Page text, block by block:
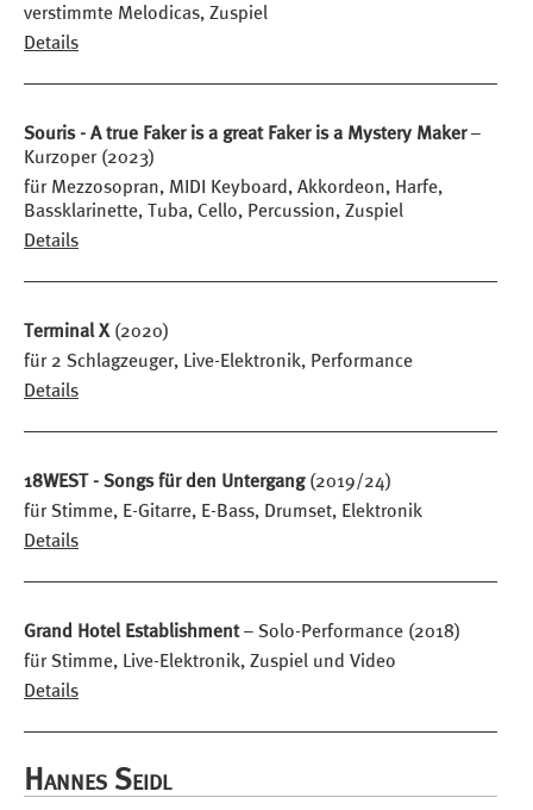
verstimmte Melodicas, Zuspiel
Details
Souris - A true Faker is a great Faker is a Mystery Maker–
Kurzoper (2023)
für Mezzosopran, MIDI Keyboard, Akkordeon, Harfe,
Bassklarinette, Tuba, Cello, Percussion, Zuspiel
Details
Terminal X (2020)
für 2 Schlagzeuger, Live-Elektronik, Performance
Details
18WEST - Songs für den Untergang (2019/24)
für Stimme, E-Gitarre, E-Bass, Drumset, Elektronik
Details
Grand Hotel Establishment– Solo-Performance (2018)
für Stimme, Live-Elektronik, Zuspiel und Video
Details
Hannes Seidl